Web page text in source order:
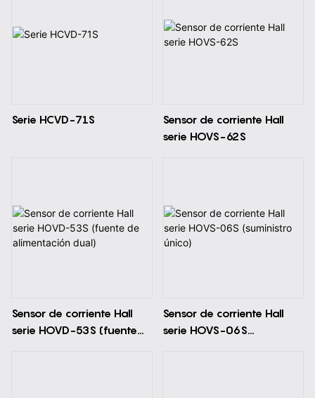
Serie HCVD-71S
Sensor de corriente Hall
serie HOVS-62S
Sensor de corriente Hall
serie HOVD-53S (fuente
Sensor de corriente Hall
serie HOVS-06S